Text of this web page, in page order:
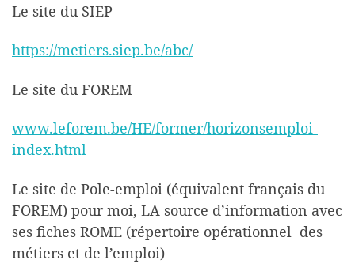
Le site du SIEP
https://metiers.siep.be/abc/
Le site du FOREM
www.leforem.be/HE/former/horizonsemploi-
index.html
Le site de Pole-emploi (équivalent français du
FOREM) pour moi, LA source d’information avec
ses fiches ROME (répertoire opérationnel des
métiers et de l’emploi)